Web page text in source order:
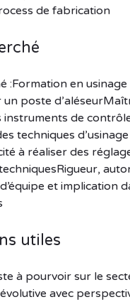
de fabrication
:Formation en
un poste
instruments de
techniques
à réaliser des
et implication
utiles
à pourvoir sur le
avec